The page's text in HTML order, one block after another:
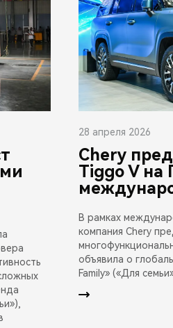
28 апреля 2026
Chery
Tiggo V на
В рамках
компания Chery
объявила о
Family» («Для